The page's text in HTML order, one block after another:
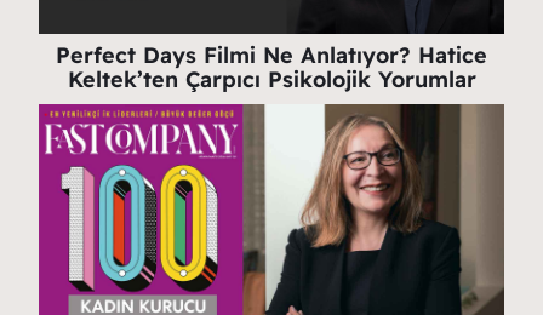
Perfect Days Filmi Ne Anlatıyor? Hatice
Keltek’ten Çarpıcı Psikolojik Yorumlar